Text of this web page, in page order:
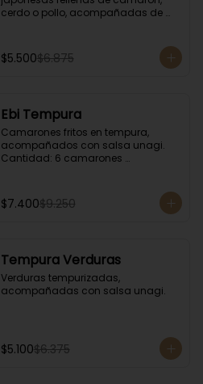
cerdo o pollo, acompañadas de
$5.500$6.875
Ebi Tempura
Camarones fritos en tempura,
acompañados con salsa unagi.
Cantidad: 6 camarones
$7.400$9.250
Tempura Verduras
Verduras tempurizadas,
acompañadas con salsa unagi.
$5.100$6.375